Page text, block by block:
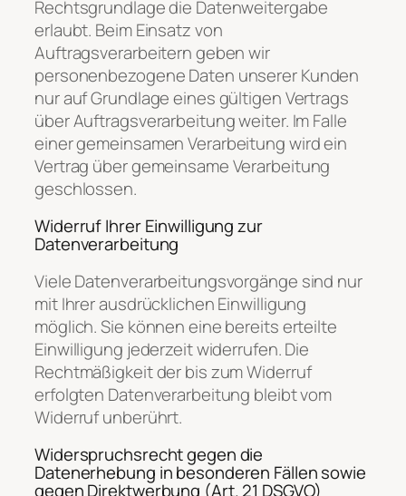
Rechtsgrundlage die Datenweitergabe
erlaubt. Beim Einsatz von
Auftragsverarbeitern geben wir
personenbezogene Daten unserer Kunden
nur auf Grundlage eines gültigen Vertrags
über Auftragsverarbeitung weiter. Im Falle
einer gemeinsamen Verarbeitung wird ein
Vertrag über gemeinsame Verarbeitung
geschlossen.
Widerruf Ihrer Einwilligung zur
Datenverarbeitung
Viele Datenverarbeitungsvorgänge sind nur
mit Ihrer ausdrücklichen Einwilligung
möglich. Sie können eine bereits erteilte
Einwilligung jederzeit widerrufen. Die
Rechtmäßigkeit der bis zum Widerruf
erfolgten Datenverarbeitung bleibt vom
Widerruf unberührt.
Widerspruchsrecht gegen die
Datenerhebung in besonderen Fällen sowie
gegen Direktwerbung (Art. 21 DSGVO)